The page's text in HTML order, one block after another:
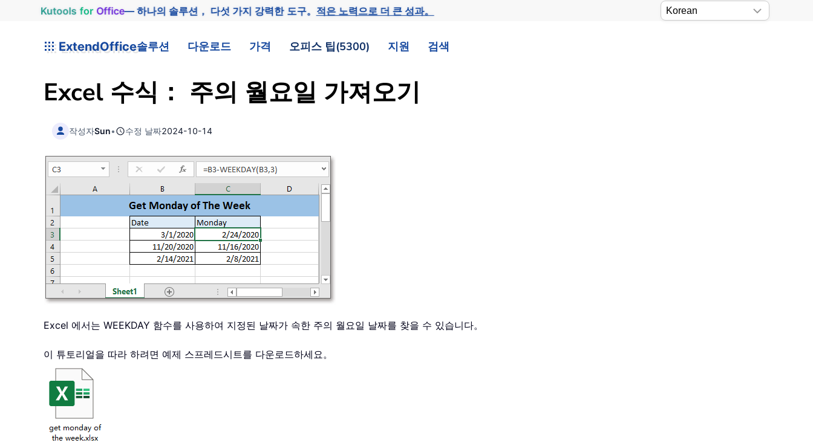
Kutools for Office— 하나의 솔루션， 다섯 가지 강력한 도구。적은 노력으로 더 큰 성과。
ExtendOffice솔루션 다운로드 가격 오피스 팁(5300) 지원 검색
Excel 수식： 주의 월요일 가져오기
작성자Sun• 수정 날짜2024-10-14
Excel 에서는 WEEKDAY 함수를 사용하여 지정된 날짜가 속한 주의 월요일 날짜를 찾을 수 있습니다。
이 튜토리얼을 따라 하려면 예제 스프레드시트를 다운로드하세요。